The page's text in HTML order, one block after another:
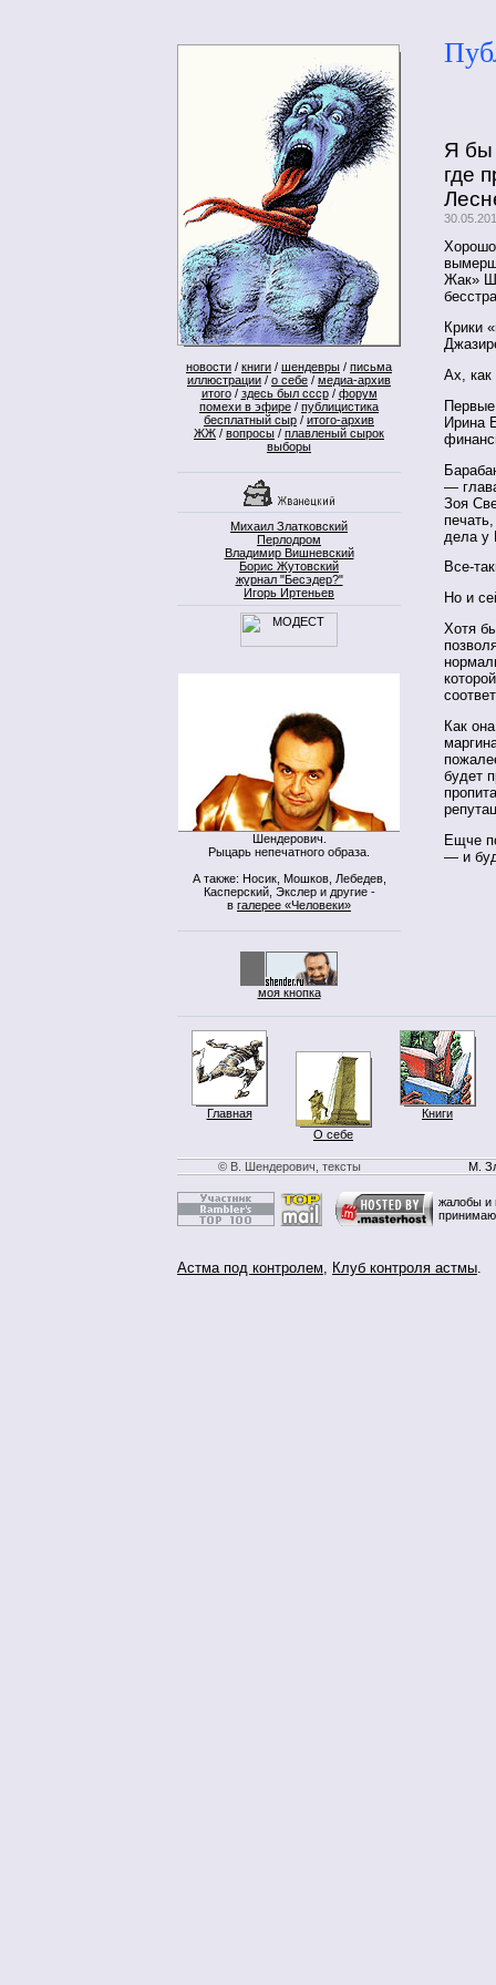
новости / книги / шендевры / письма
иллюстрации / о себе / медиа-архив
итого/ здесь был ссср/ форум
помехи в эфире / публицистика
бесплатный сыр / итого-архив
ЖЖ / вопросы / плавленый сырок
выборы
Михаил Златковский
Перлодром
Владимир Вишневский
Борис Жутовский
журнал "Бесэдер?"
Игорь Иртеньев
Шендерович.
Рыцарь непечатного образа.
А также: Носик, Мошков, Лебедев,
Касперский, Экслер и другие -
в галерее «Человеки»
моя кнопка
Я бы
где
Хорошо
Жак»
Крики
Ах,
Ирина
—
Зоя
дела у
Все-
Но и
Хотя
Как
будет
Ещче
— и
Главная
О себе
Книги
© В. Шендерович, тексты М.
жалобы и
Астма под контролем, Клуб контроля астмы.